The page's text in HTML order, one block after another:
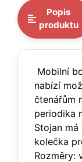
Popis
produktu
Mobilní
nabízí
čtenářům
periodika
Stojan
kolečka
Rozměry: